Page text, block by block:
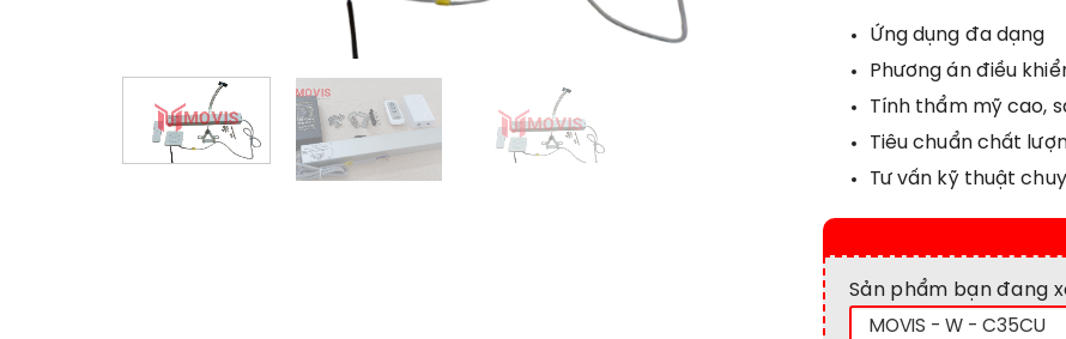
Ứng dụng đa dạng
Phương án điều
Tính thẩm mỹ cao,
Tiêu chuẩn chất
Tư vấn kỹ thuật
Sản phẩm bạn đang